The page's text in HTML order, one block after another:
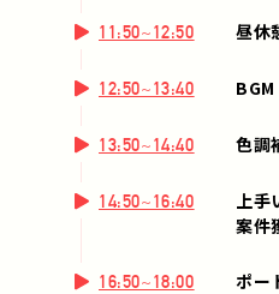
11:50~12:50 昼休
12:50~13:40
13:50~14:40 色調
14:50~16:40
上
案件
16:50~18:00 ポー